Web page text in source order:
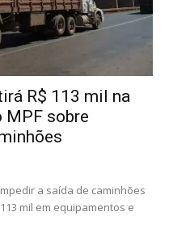
R$ 113 mil na
MPF sobre
a saída de caminhões
mil em equipamentos e